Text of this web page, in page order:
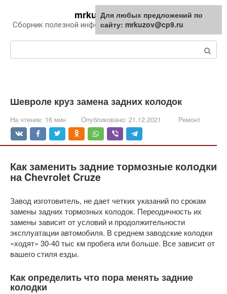
контенту
mrkuzov.ru
Сборник полезной информации про автомобили
Шевроле круз замена задних колодок
На чтение: 16 мин Опубликовано: 21.12.2021 Ремонт
Как заменить задние тормозные колодки
на Chevrolet Cruze
Завод изготовитель, не дает четких указаний по срокам
замены задних тормозных колодок. Переодичность их
замены зависит от условий и продолжительности
эксплуатации автомобиля. В среднем заводские колодки
«ходят» 30-40 тыс км пробега или больше. Все зависит от
вашего стиля езды.
Как определить что пора менять задние
колодки
Для любых предложений по
сайту: mrkuzov@cp9.ru
Для любых предложений по
сайту: mrkuzov@cp9.ru